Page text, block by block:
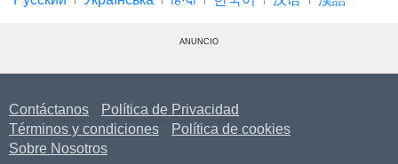
ANUNCIO
Contáctanos
Política de Privacidad
Términos y condiciones
Política de cookies
Sobre Nosotros